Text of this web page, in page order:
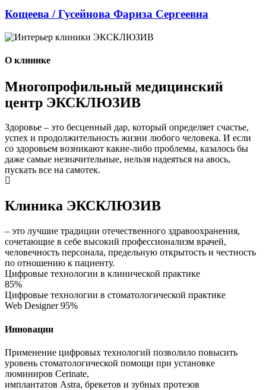
Кощеева / Гусейнова Фариза Сергеевна
О клинике
Многопрофильный медицинский
центр ЭКСКЛЮЗИВ
Здоровье – это бесценный дар, который определяет счастье,
успех и продолжительность жизни любого человека. И если
со здоровьем возникают какие-либо проблемы, казалось бы
даже самые незначительные, нельзя надеяться на авось,
пускать все на самотек.
Клиника ЭКСКЛЮЗИВ
– это лучшие традиции отечественного здравоохранения,
сочетающие в себе высокий профессионализм врачей,
человечность персонала, предельную открытость и честность
по отношению к пациенту.
Цифровые технологии в клинической практике
85%
Цифровые технологии в стоматологической практике
Web Designer 95%
Инновации
Применение цифровых технологий позволило повысить
уровень стоматологической помощи при установке
люминиров Cerinate,
имплантатов Astra, брекетов и зубных протезов